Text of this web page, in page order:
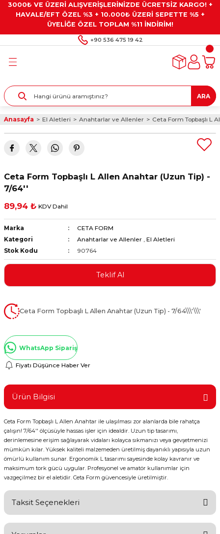
3000₺ VE ÜZERİ ALIŞVERİŞLERİNİZDE ÜCRETSİZ KARGO! +
HAVALE/EFT ÖZEL %3 + 10.000₺ ÜZERİ SEPETTE %5 +
ÜYELİĞE ÖZEL TOPLAM %11 İNDİRİM!
+90 536 475 19 42
Geri Dön
Kaplamalar
Geri Dön
Geri Dön
Gresler
Geri Dön
Alet Setleri
ve Multimetreler
ve Penseler
Geri Dön
Taşları ve
ARA
Anasayfa El Aletleri Anahtarlar ve Allenler Ceta Form Topbaşlı L
Ceta Form Topbaşlı L Allen Anahtar (Uzun Tip) -
7/64''
89,94 ₺ KDV Dahil
Marka
CETA FORM
Kategori
Anahtarlar ve Allenler , El Aletleri
Stok Kodu
90764
Teklif Al
Ceta Form Topbaşlı L Allen Anahtar (Uzun Tip) - 7/64\\\'\\\'
WhatsApp Sipariş
Fiyatı Düşünce Haber Ver
Ürün Bilgisi
Ceta Form Topbaşlı L Allen Anahtar ile ulaşılması zor alanlarda bile rahatça
çalışın! 7/64'' ölçüsüyle hassas işler için idealdir. Uzun tip tasarımı,
derinlemesine erişim sağlayarak vidaları kolayca sıkmanızı veya gevşetmenizi
mümkün kılar. Yüksek kaliteli malzemeden üretilmiş dayanıklı yapısıyla uzun
ömürlü kullanım sunar. Ergonomik L tasarımı sayesinde kolay kavranır ve
maksimum tork gücü uygular. Profesyonel ve amatör kullanımlar için
vazgeçilmez bir el aletidir. Ceta Form güvencesiyle üretilmiştir.
Taksit Seçenekleri